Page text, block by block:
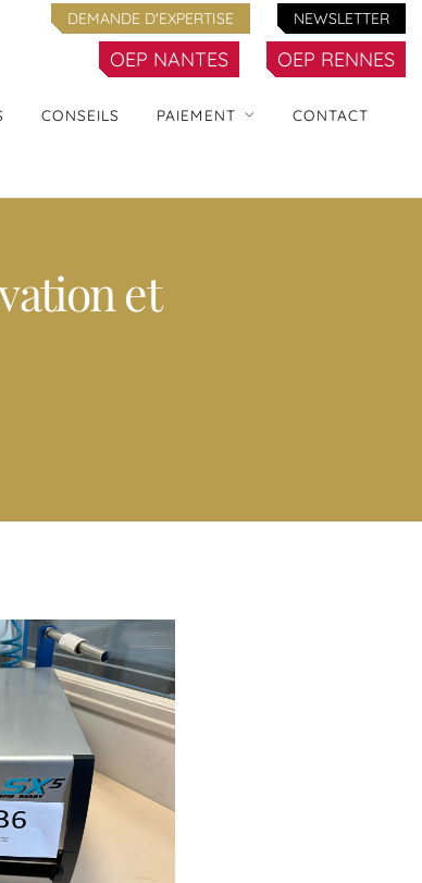
DEMANDE D'EXPERTISE NEWSLETTER
OEP NANTES OEP RENNES
CONSEILS PAIEMENT CONTACT
et